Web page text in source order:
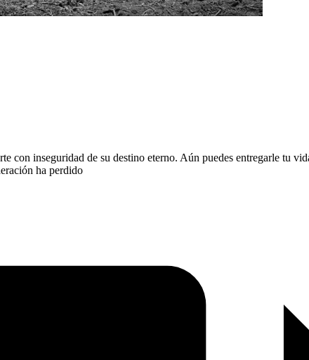
con inseguridad de su destino eterno. Aún puedes entregarle tu
ha perdido